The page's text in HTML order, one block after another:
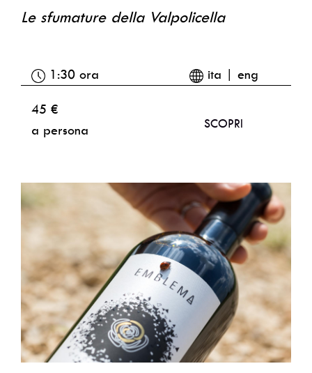
Le sfumature della Valpolicella
1:30 ora ita | eng
45 €
a persona
SCOPRI